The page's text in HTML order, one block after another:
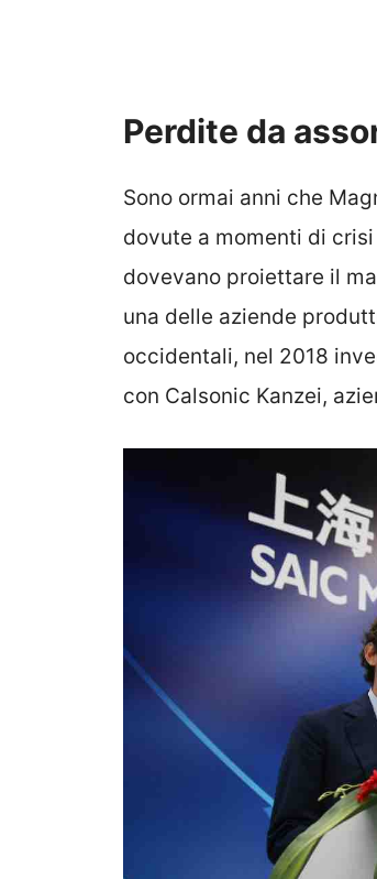
Perdite da
Sono ormai anni che
dovute a momenti di
dovevano proiettare il
una delle aziende
occidentali, nel 2018
con Calsonic Kanzei,